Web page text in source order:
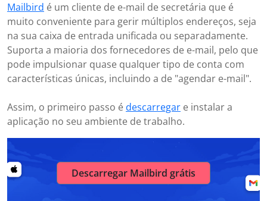
Mailbird é um cliente de e-mail de secretária que é
muito conveniente para gerir múltiplos endereços, seja
na sua caixa de entrada unificada ou separadamente.
Suporta a maioria dos fornecedores de e-mail, pelo que
pode impulsionar quase qualquer tipo de conta com
características únicas, incluindo a de "agendar e-mail".
Assim, o primeiro passo é descarregar e instalar a
aplicação no seu ambiente de trabalho.
Descarregar Mailbird grátis